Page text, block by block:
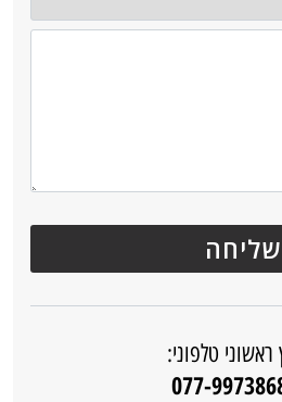
ראשוני טלפוני: